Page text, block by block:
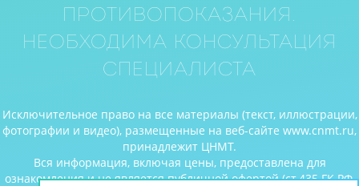
противопоказания.
Необходима консультация
специалиста
Исключительное право на все материалы (текст, иллюстрации,
фотографии и видео), размещенные на веб-сайте www.cnmt.ru,
принадлежит ЦНМТ.
Вся информация, включая цены, предоставлена для
ознакомления и не является публичной офертой (ст.435 ГК РФ,